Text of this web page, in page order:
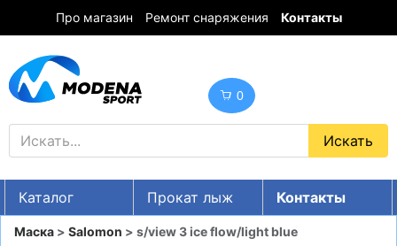
Про магазин Ремонт снаряжения Контакты
0
Каталог Прокат лыж
Контакты
UA RU EN
Маска > Salomon > s/view 3 ice flow/light blue